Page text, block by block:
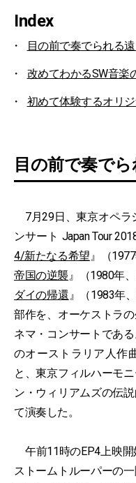
Index
目の前で奏でられる
改めてわかるSW音楽
初めて体験するオリ
目の前で奏で
7月29日、東京オペラ
ンサート Japan Tour
4/新たなる希望』（
帝国の逆襲』（1980年
ダイの帰還』（1983年
部作を、オーケストラ
ネマ・コンサートであ
のオーストラリア人作
と、東京フィルハーモ
ン・ウィリアムズの伝
て演奏した。
午前11時のEP4上映
ストームトルーパーの